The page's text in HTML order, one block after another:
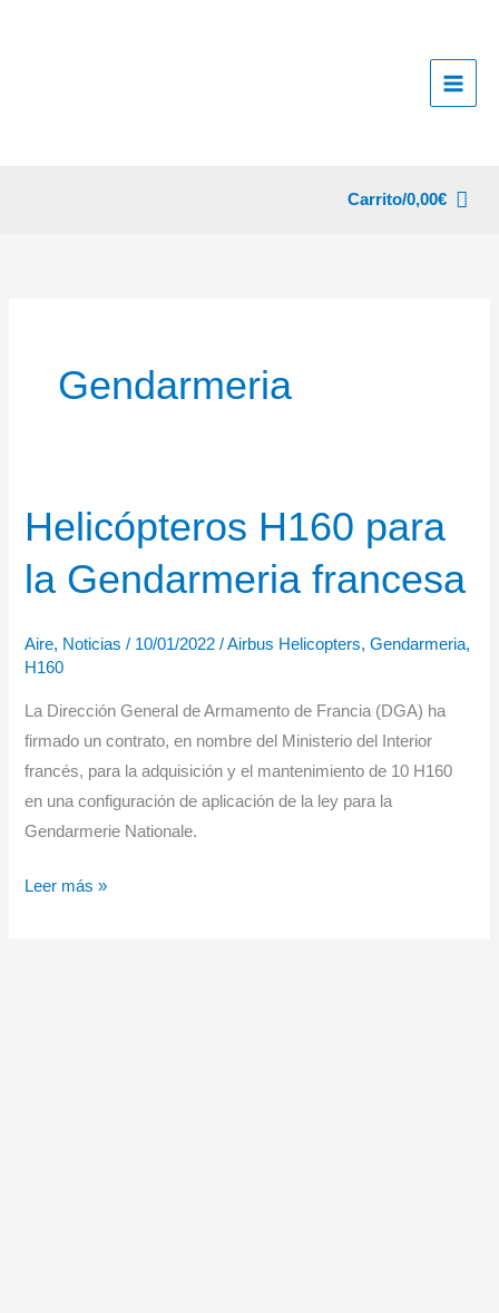
Carrito/0,00€
Gendarmeria
Helicópteros H160 para
la Gendarmeria francesa
Aire, Noticias / 10/01/2022/Airbus Helicopters,Gendarmeria,
H160
La Dirección General de Armamento de Francia (DGA) ha
firmado un contrato, en nombre del Ministerio del Interior
francés, para la adquisición y el mantenimiento de 10 H160
en una configuración de aplicación de la ley para la
Gendarmerie Nationale.
Helicópteros
Leer más »